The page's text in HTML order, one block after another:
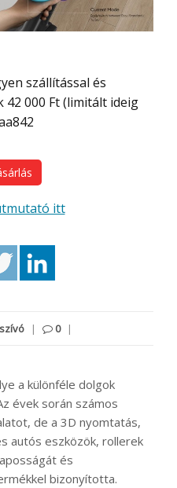
42 000 Ft (limitált ideig
itt
| 0 |
a különféle dolgok
évek során számos
de a 3D nyomtatás,
autós eszközök, rollerek
és
bizonyította.